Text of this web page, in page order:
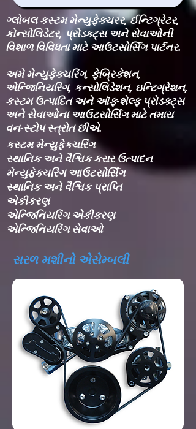
ગ્લોબલ કસ્ટમ મેન્યુફેક્ચરર, ઈન્ટિગ્રેટર,
કોન્સોલિડેટર, પ્રોડક્ટ્સ અને સેવાઓની
વિશાળ વિવિધતા માટે આઉટસોર્સિંગ પાર્ટનર.
અમે મેન્યુફેક્ચરિંગ, ફેબ્રિકેશન,
એન્જિનિયરિંગ, કન્સોલિડેશન, ઇન્ટિગ્રેશન,
કસ્ટમ ઉત્પાદિત અને ઑફ-શેલ્ફ પ્રોડક્ટ્સ
અને સેવાઓના આઉટસોર્સિંગ માટે તમારા
વન-સ્ટોપ સ્ત્રોત છીએ.
કસ્ટમ મેન્યુફેક્ચરિંગ
સ્થાનિક અને વૈશ્વિક કરાર ઉત્પાદન
મેન્યુફેક્ચરિંગ આઉટસોર્સિંગ
સ્થાનિક અને વૈશ્વિક પ્રાપ્તિ
એકીકરણ​
એન્જિનિયરિંગ એકીકરણ​
એન્જિનિયરિંગ સેવાઓ
સરળ મશીનો એસેમ્બલી